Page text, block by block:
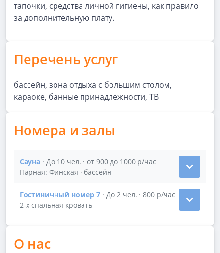
тапочки, средства личной гигиены, как правило
за дополнительную плату.
Перечень услуг
бассейн, зона отдыха с большим столом,
караоке, банные принадлежности, ТВ
Номера и залы
Сауна · До 10 чел. · от 900 до 1000 р/час
Парная: Финская · бассейн
Показать подробности зала Сауна
Гостиничный номер 7 · До 2 чел. · 800 р/час
2-х спальная кровать
Показать подробности зала Гостиничный номер 7
О нас